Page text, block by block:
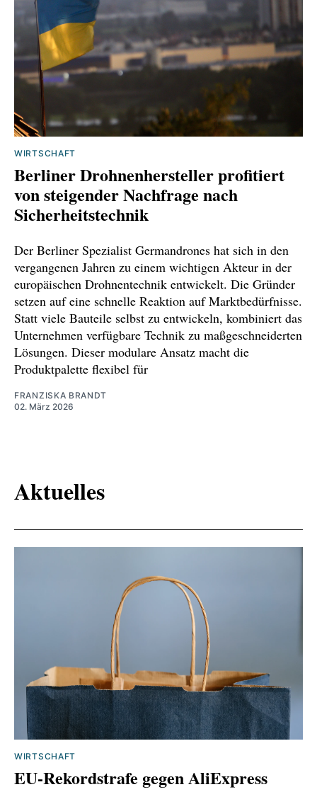
WIRTSCHAFT
Berliner Drohnenhersteller profitiert
von steigender Nachfrage nach
Sicherheitstechnik
Der Berliner Spezialist Germandrones hat sich in den
vergangenen Jahren zu einem wichtigen Akteur in der
europäischen Drohnentechnik entwickelt. Die Gründer
setzen auf eine schnelle Reaktion auf Marktbedürfnisse.
Statt viele Bauteile selbst zu entwickeln, kombiniert das
Unternehmen verfügbare Technik zu maßgeschneiderten
Lösungen. Dieser modulare Ansatz macht die
Produktpalette flexibel für
FRANZISKA BRANDT
02. März 2026
Aktuelles
WIRTSCHAFT
EU-Rekordstrafe gegen AliExpress